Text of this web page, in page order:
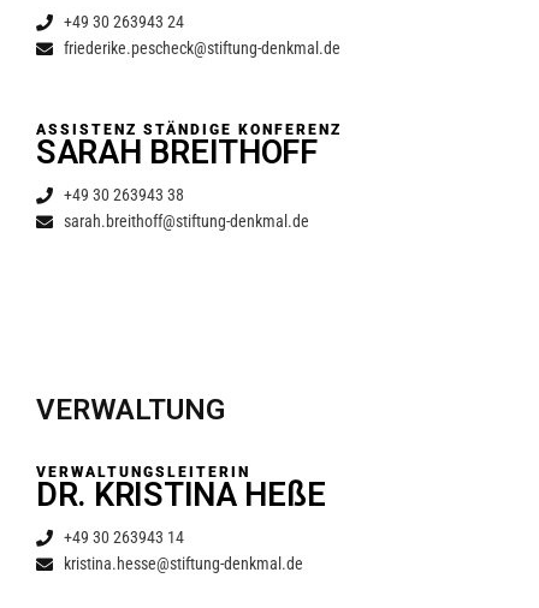
+49 30 263943 24
friederike.pescheck@stiftung-denkmal.de
ASSISTENZ STÄNDIGE KONFERENZ
SARAH BREITHOFF
+49 30 263943 38
sarah.breithoff@stiftung-denkmal.de
VERWALTUNG
VERWALTUNGSLEITERIN
DR. KRISTINA HEßE
+49 30 263943 14
kristina.hesse@stiftung-denkmal.de